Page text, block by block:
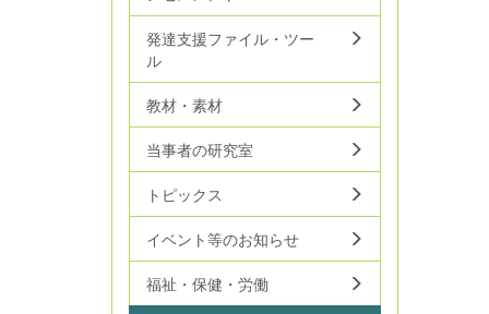
発達支援ファイル・ツー
ル
教材・素材
当事者の研究室
トピックス
イベント等のお知らせ
福祉・保健・労働